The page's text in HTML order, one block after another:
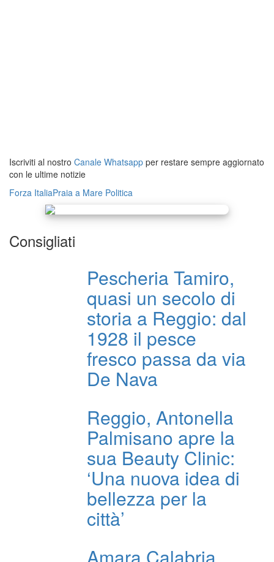
Iscriviti al nostro Canale Whatsapp per restare sempre aggiornato
con le ultime notizie
Forza ItaliaPraia a Mare Politica
Consigliati
Pescheria Tamiro,
quasi un secolo di
storia a Reggio: dal
1928 il pesce
fresco passa da via
De Nava
Reggio, Antonella
Palmisano apre la
sua Beauty Clinic:
‘Una nuova idea di
bellezza per la
città’